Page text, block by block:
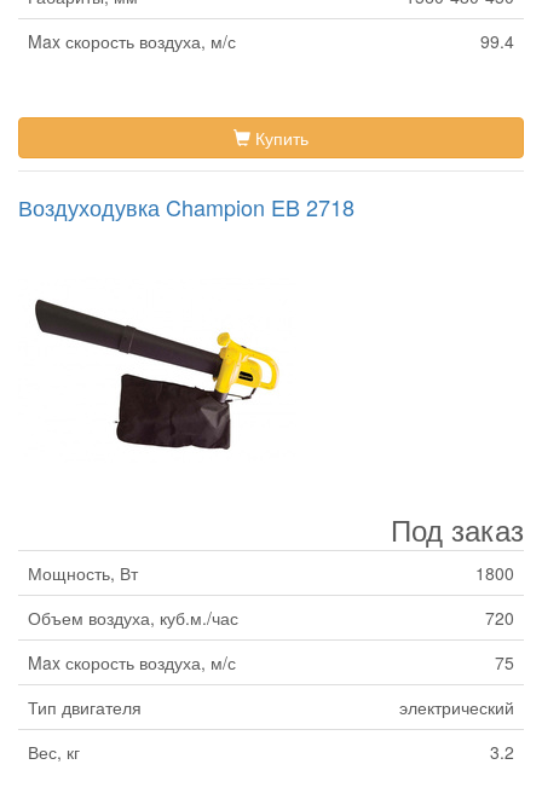
Max скорость воздуха, м/с
99.4
Купить
Воздуходувка Champion EB 2718
Под заказ
Мощность, Вт
1800
Объем воздуха, куб.м./час
720
Max скорость воздуха, м/с
75
Тип двигателя
электрический
Вес, кг
3.2